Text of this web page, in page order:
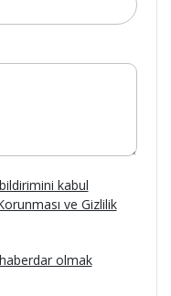
kabul
ve Gizlilik
olmak